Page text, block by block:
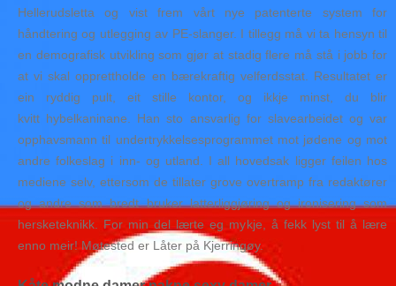
Hellerudsletta og vist frem vårt nye patenterte system for
håndtering og utlegging av PE-slanger. I tillegg må vi ta hensyn til
en demografisk utvikling som gjør at stadig flere må stå i jobb for
at vi skal opprettholde en bærekraftig velferdsstat. Resultatet er
ein ryddig pult, eit stille kontor, og ikkje minst, du blir
kvitt hybelkaninane. Han sto ansvarlig for slavearbeidet og var
opphavsmann til undertrykkelsesprogrammet mot jødene og mot
andre folkeslag i inn- og utland. I all hovedsak ligger feilen hos
mediene selv, ettersom de tillater grove overtramp fra redaktører
og andre som bredt bruker latterliggjøring og ironisering som
hersketeknikk. For min del lærte eg mykje, å fekk lyst til å lære
enno meir! Møtested er Låter på Kjerringøy.